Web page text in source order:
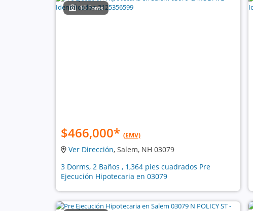
10 Fotos
$466,000* (EMV)
Ver Dirección, Salem, NH 03079
3 Dorms, 2 Baños , 1,364 pies cuadrados Pre
Ejecución Hipotecaria en 03079